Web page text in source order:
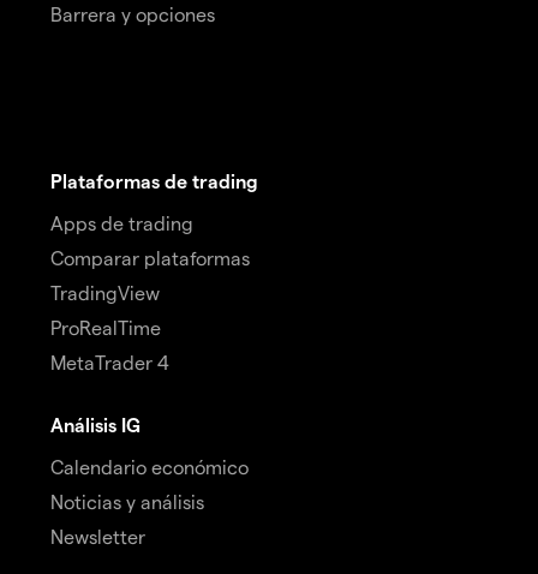
Barrera y opciones
Plataformas de trading
Apps de trading
Comparar plataformas
TradingView
ProRealTime
MetaTrader 4
Análisis IG
Calendario económico
Noticias y análisis
Newsletter